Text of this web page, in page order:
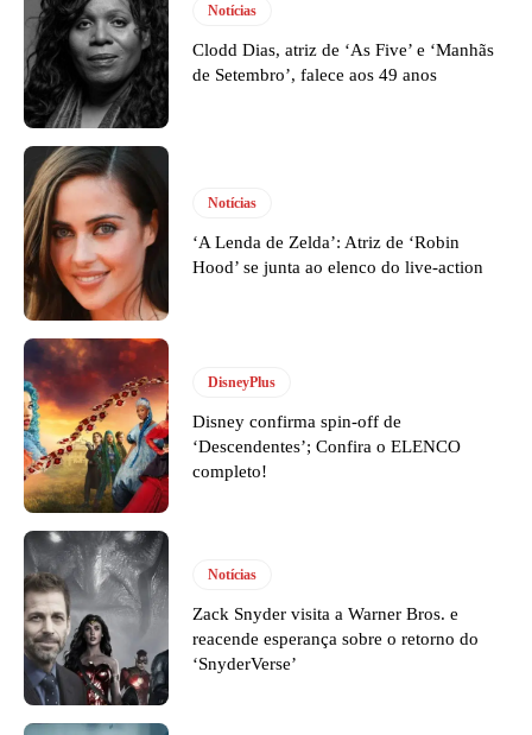
Notícias
Clodd Dias, atriz de ‘As Five’ e ‘Manhãs
de Setembro’, falece aos 49 anos
Notícias
‘A Lenda de Zelda’: Atriz de ‘Robin
Hood’ se junta ao elenco do live-action
DisneyPlus
Disney confirma spin-off de
‘Descendentes’; Confira o ELENCO
completo!
Notícias
Zack Snyder visita a Warner Bros. e
reacende esperança sobre o retorno do
‘SnyderVerse’